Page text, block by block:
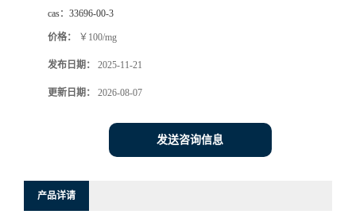
方
cas： 33696-00-3
价格： ￥100/mg
发布日期： 2025-11-21
更新日期： 2026-08-07
发送咨询信息
产品详请